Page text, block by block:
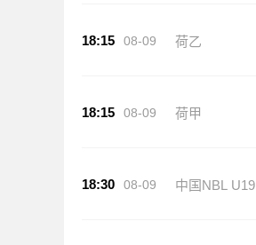
18:15 08-09 荷乙
18:15 08-09 荷甲
18:30 08-09 中国NBL U19